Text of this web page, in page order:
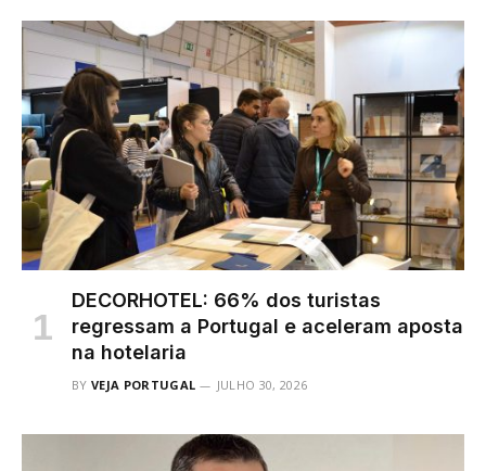
DECORHOTEL: 66% dos turistas
regressam a Portugal e aceleram aposta
na hotelaria
BY VEJA PORTUGAL JULHO 30, 2026